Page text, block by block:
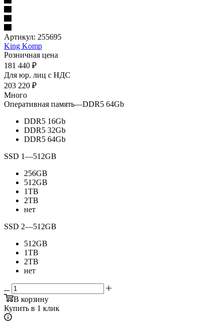
Артикул: 255695
King Komp
Розничная цена
181 440 ₽
Для юр. лиц c НДС
203 220 ₽
Много
Оперативная память—DDR5 64Gb
DDR5 16Gb
DDR5 32Gb
DDR5 64Gb
SSD 1—512GB
256GB
512GB
1TB
2TB
нет
SSD 2—512GB
512GB
1TB
2TB
нет
В корзину
Купить в 1 клик